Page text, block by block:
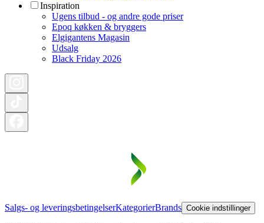
Inspiration
Ugens tilbud - og andre gode priser
Epoq køkken & bryggers
Elgigantens Magasin
Udsalg
Black Friday 2026
Salgs- og leveringsbetingelserKategorierBrands Cookie indstillinger